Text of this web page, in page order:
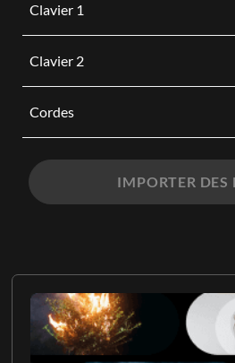
Clavier 1
Clavier 2
Cordes
IMPORTER DES